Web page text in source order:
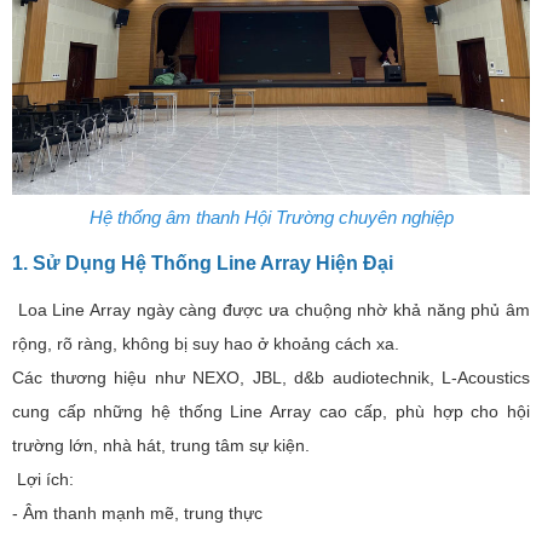
Hệ thống âm thanh Hội Trường chuyên nghiệp
1. Sử Dụng Hệ Thống Line Array Hiện Đại
Loa Line Array ngày càng được ưa chuộng nhờ khả năng phủ âm
rộng, rõ ràng, không bị suy hao ở khoảng cách xa.
Các thương hiệu như NEXO, JBL, d&b audiotechnik, L-Acoustics
cung cấp những hệ thống Line Array cao cấp, phù hợp cho hội
trường lớn, nhà hát, trung tâm sự kiện.
Lợi ích:
- Âm thanh mạnh mẽ, trung thực